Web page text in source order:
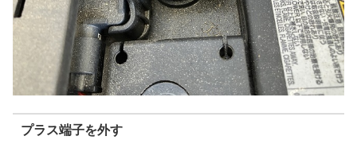
プラス端子を外す